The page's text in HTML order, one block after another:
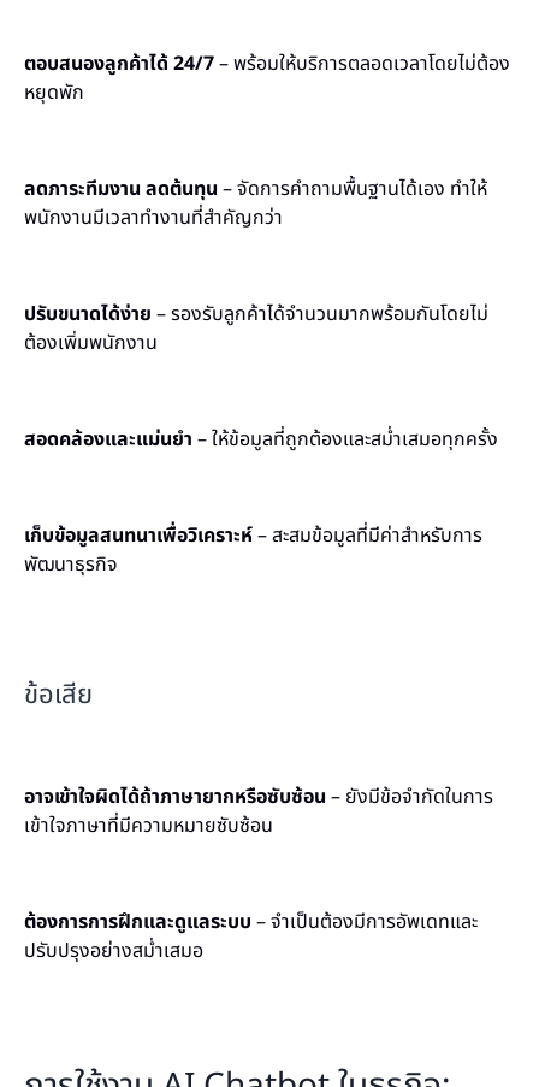
ตอบสนองลูกค้าได้ 24/7– พร้อมให้บริการตลอดเวลาโดยไม่ต้อง
หยุดพัก
ลดภาระทีมงาน ลดต้นทุน – จัดการคำถามพื้นฐานได้เอง ทำให้
พนักงานมีเวลาทำงานที่สำคัญกว่า
ปรับขนาดได้ง่าย – รองรับลูกค้าได้จำนวนมากพร้อมกันโดยไม่
ต้องเพิ่มพนักงาน
สอดคล้องและแม่นยำ – ให้ข้อมูลที่ถูกต้องและสม่ำเสมอทุกครั้ง
เก็บข้อมูลสนทนาเพื่อวิเคราะห์– สะสมข้อมูลที่มีค่าสำหรับการ
พัฒนาธุรกิจ
ข้อเสีย
อาจเข้าใจผิดได้ถ้าภาษายากหรือซับซ้อน – ยังมีข้อจำกัดในการ
เข้าใจภาษาที่มีความหมายซับซ้อน
ต้องการการฝึกและดูแลระบบ – จำเป็นต้องมีการอัพเดทและ
ปรับปรุงอย่างสม่ำเสมอ